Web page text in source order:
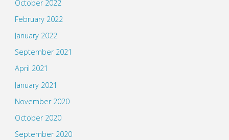
October 2022
February 2022
January 2022
September 2021
April 2021
January 2021
November 2020
October 2020
September 2020